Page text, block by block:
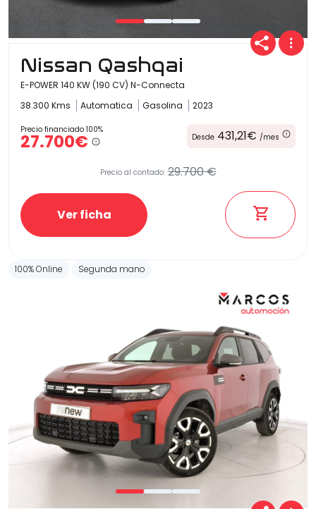
Kilómetros
Combustible
(Elige una o varias opciones)
Etiqueta medioambiental
Potencia
Transmisión
Nissan Qashqai
E-POWER 140 KW (190 CV) N-Connecta
38.300 Kms
Automatica Gasolina 2023
Precio financiado 100%
27.700€ Desde 431,21€ /mes
Precio al contado: 29.700 €
Ver ficha
100% Online Segunda mano